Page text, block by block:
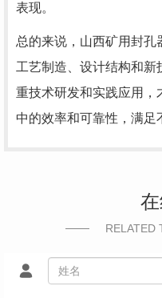
表现。
总的来说，山西矿用封孔
工艺制造、设计结构和新
重技术研发和实践应用，
中的效率和可靠性，满
RELATED